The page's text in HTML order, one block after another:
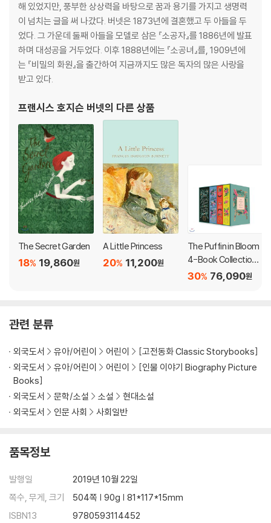
Alone in a new country, wealthy Sara Crewe tries to settle in a
nd make friends at boarding school. But when she learns that
she'll never see her beloved father again, her life is turned ups
ide down. Transformed from princess to pauper, she must sw
ap dancing lessons and luxury for hard work and a room in the
attic. Will she find that kindness and generosity are all the rich
해 있었지만, 풍부한 상상력을 바탕으로 꿈과 용기를 가지고 생명력
이 넘치는 글을 써 나갔다. 버넷은 1873년에 결혼했고 두 아들을 두
었다. 그 가운데 둘째 아들을 모델로 삼은 『소공자』를 1886년에 발표
하며 대성공을 거두었다. 이후 1888년에는 『소공녀』를, 1909년에
는 『비밀의 화원』을 출간하여 지금까지도 많은 독자의 많은 사랑을
받고 있다.
프랜시스 호지슨 버넷의 다른 상품
The Secret Garden
19,860원
18%
A Little Princess
11,200원
20%
The Puffin in Bloom
4-Book Collection:
Anne of Green Gabl
76,090원
30%
관련 분류
외국도서 유아/어린이 어린이
[고전동화 Classic Storybooks]
외국도서
유아/어린이 어린이
[인물 이야기 Biography Picture
Books]
외국도서
문학/소설 소설
현대소설
외국도서
인문 사회 사회일반
품목정보
발행일
2019년 10월 22일
쪽수, 무게, 크기
504쪽 | 90g | 81*117*15mm
ISBN13
9780593114452